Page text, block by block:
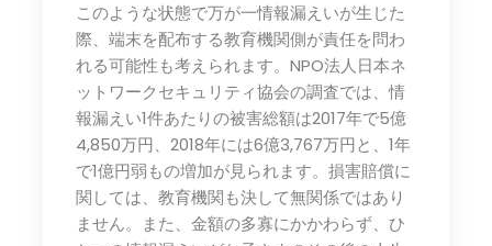
このような状態で万が一情報漏えいが生じた
際、端末を配布する教育機関側が責任を問わ
れる可能性も考えられます。NPO法人日本ネ
ットワークセキュリティ協会の調査では、情
報漏えい1件あたりの被害総額は2017年で5億
4,850万円、2018年には6億3,767万円と、1年
で1億円弱もの増加が見られます。損害賠償に
関しては、教育機関も決して無関係ではあり
ません。また、金額の多寡にかかわらず、ひ